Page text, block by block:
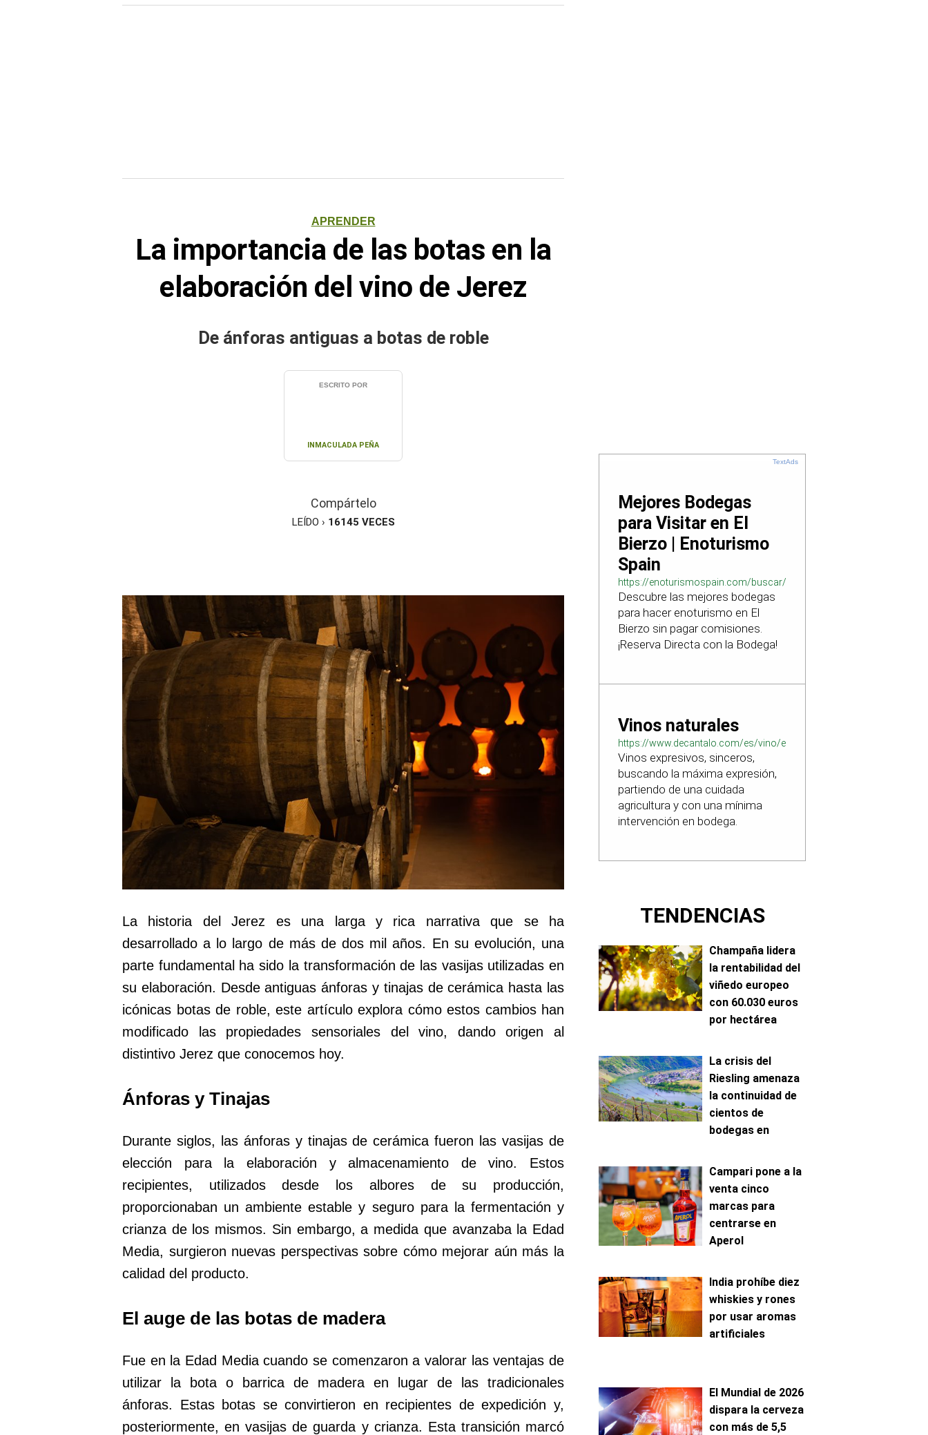
APRENDER
La importancia de las botas en la
elaboración del vino de Jerez
De ánforas antiguas a botas de roble
ESCRITO POR
INMACULADA PEÑA
Compártelo
LEÍDO › 16145 VECES
La historia del Jerez es una larga y rica narrativa que se ha
desarrollado a lo largo de más de dos mil años. En su evolución, una
parte fundamental ha sido la transformación de las vasijas utilizadas en
su elaboración. Desde antiguas ánforas y tinajas de cerámica hasta las
icónicas botas de roble, este artículo explora cómo estos cambios han
modificado las propiedades sensoriales del vino, dando origen al
distintivo Jerez que conocemos hoy.
Ánforas y Tinajas
Durante siglos, las ánforas y tinajas de cerámica fueron las vasijas de
elección para la elaboración y almacenamiento de vino. Estos
recipientes, utilizados desde los albores de su producción,
proporcionaban un ambiente estable y seguro para la fermentación y
crianza de los mismos. Sin embargo, a medida que avanzaba la Edad
Media, surgieron nuevas perspectivas sobre cómo mejorar aún más la
calidad del producto.
El auge de las botas de madera
Fue en la Edad Media cuando se comenzaron a valorar las ventajas de
utilizar la bota o barrica de madera en lugar de las tradicionales
ánforas. Estas botas se convirtieron en recipientes de expedición y,
posteriormente, en vasijas de guarda y crianza. Esta transición marcó
TextAds
Mejores Bodegas
para Visitar en El
Bierzo | Enoturismo
Spain
https://enoturismospain.com/buscar/ciudad-
visitar-bodegas-en-leon
Descubre las mejores bodegas
para hacer enoturismo en El
Bierzo sin pagar comisiones.
¡Reserva Directa con la Bodega!
Vinos naturales
https://www.decantalo.com/es/vino/elaboracion_natural/
Vinos expresivos, sinceros,
buscando la máxima expresión,
partiendo de una cuidada
agricultura y con una mínima
intervención en bodega.
TENDENCIAS
Champaña lidera
la rentabilidad del
viñedo europeo
con 60.030 euros
por hectárea
La crisis del
Riesling amenaza
la continuidad de
cientos de
bodegas en
Campari pone a la
venta cinco
marcas para
centrarse en
Aperol
India prohíbe diez
whiskies y rones
por usar aromas
artificiales
El Mundial de 2026
dispara la cerveza
con más de 5,5